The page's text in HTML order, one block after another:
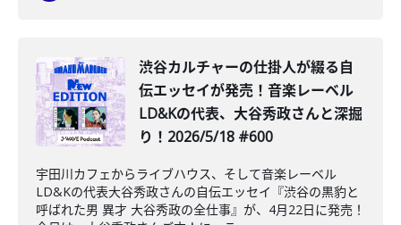
渋谷カルチャーの仕掛人が綴る自
伝エッセイが発売！音楽レーベル
LD&Kの代表、大谷秀政さんと深掘
り！2026/5/18 #600
宇田川カフェからライブハウス、そして音楽レーベル
LD&Kの代表大谷秀政さんの自伝エッセイ『渋谷の黒豹と
呼ばれた男 異才 大谷秀政の全仕事』が、4月22日に発売！